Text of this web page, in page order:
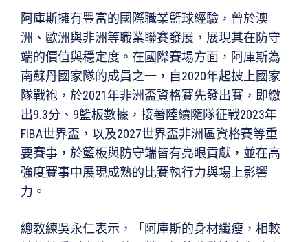
阿庫斯擁有豐富的國際職業籃球經驗，曾於澳
洲、歐洲與非洲等職業聯賽發展，展現其在防守
端的價值與穩定度。在國際賽場方面，阿庫斯為
南蘇丹國家隊的成員之一，自2020年起披上國家
隊戰袍，於2021年非洲盃資格賽先發出賽，即繳
出9.3分、9籃板數據，接著陸續隨隊征戰2023年
FIBA世界盃，以及2027世界盃非洲區資格賽等重
要賽事，於籃板與防守端皆有亮眼貢獻，並在高
強度賽事中展現成熟的比賽執行力與場上影響
力。
總教練吳永仁表示，「阿庫斯的身材纖瘦，相較